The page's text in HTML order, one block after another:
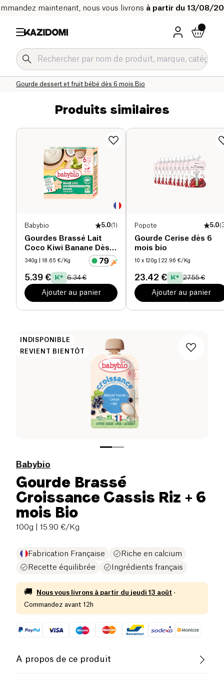
maintenant, nous vous livrons à partir du 13/08/
Gourde dessert et fruit bébé dès 6 mois Bio
Gourde dessert et fruit bébé Bio
Bébé & Enfant
Notre catalogue bio
Accueil
Produits similaires
Babybio 5.0(1 )
Gourdes Brassé Lait
Coco Kiwi Banane Dès 6
mois bio
340g | 18.65 €/Kg
5.39 € 6.34 €
Ajouter au panier
Popote 5.0(
Gourde Cerise dès 6
mois bio
10 x 120g | 22.96 €/Kg
23.42 € 27.55 €
Ajouter au panier
INDISPONIBLE
REVIENT BIENTÔT
Babybio
Gourde Brassé
Croissance Cassis Riz + 6
mois Bio
100g | 15.90 €/Kg
Fabrication Française
Riche en calcium
Recette équilibrée
Ingrédients français
🚚 Nous vous livrons à partir du jeudi 13 août ·
Commandez avant 12h
A propos de ce produit